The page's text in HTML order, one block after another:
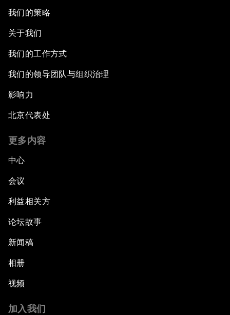
我们的策略
关于我们
我们的工作方式
我们的领导团队与组织治理
影响力
北京代表处
更多内容
中心
会议
利益相关方
论坛故事
新闻稿
相册
视频
加入我们